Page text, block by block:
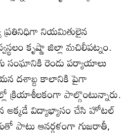
ప్రతినిధిగా నియమితులైన
కృష్ణా జిల్లా మచిలీపట్నం.
సంఘానికి రెండు పర్యాయాలు
దశాబ్ద కాలానికి పైగా
క్రియాశీలకంగా పాల్గొంటున్నారు.
విద్యాభ్యాసం చేసి హోటల్
పాటు ఆనర్గళంగా గుజరాతీ,